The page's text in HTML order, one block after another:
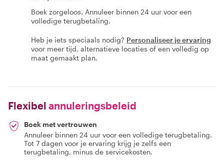
Boek zorgeloos. Annuleer binnen 24 uur voor een
volledige terugbetaling.
Heb je iets speciaals nodig? Personaliseer je ervaring
voor meer tijd, alternatieve locaties of een volledig op
maat gemaakt plan.
Flexibel annuleringsbeleid
Boek met vertrouwen
Annuleer binnen 24 uur voor een volledige terugbetaling.
Tot 7 dagen voor je ervaring krijg je zelfs een
terugbetaling, minus de servicekosten.